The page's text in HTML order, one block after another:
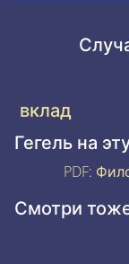
вклад
Гегель на
PDF:
Смотри